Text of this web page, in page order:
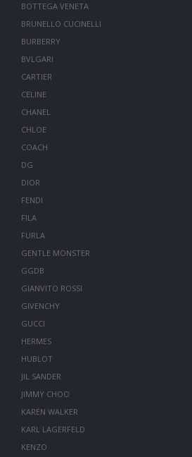
BOTTEGA VENETA
BRUNELLO CUCINELLI
BURBERRY
BVLGARI
CARTIER
CELINE
CHANEL
CHLOE
COACH
DG
DIOR
FENDI
FILA
FURLA
GENTLE MONSTER
GGDB
GIANVITO ROSSI
GIVENCHY
GUCCI
HERMES
HUBLOT
JIL SANDER
JIMMY CHOO
KAREN WALKER
KARL LAGERFELD
KENZO